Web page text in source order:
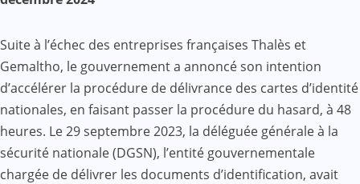
Suite à l’échec des entreprises françaises Thalès et
Gemaltho, le gouvernement a annoncé son intention
d’accélérer la procédure de délivrance des cartes d’identité
nationales, en faisant passer la procédure du hasard, à 48
heures. Le 29 septembre 2023, la déléguée générale à la
sécurité nationale (DGSN), l’entité gouvernementale
chargée de délivrer les documents d’identification, avait